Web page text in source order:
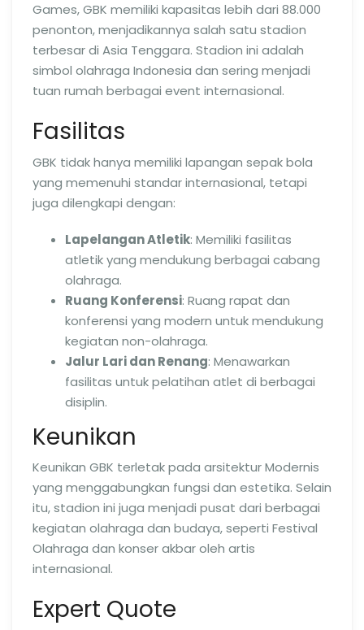
Games, GBK memiliki kapasitas lebih dari 88.000
penonton, menjadikannya salah satu stadion
terbesar di Asia Tenggara. Stadion ini adalah
simbol olahraga Indonesia dan sering menjadi
tuan rumah berbagai event internasional.
Fasilitas
GBK tidak hanya memiliki lapangan sepak bola
yang memenuhi standar internasional, tetapi
juga dilengkapi dengan:
Lapelangan Atletik: Memiliki fasilitas
atletik yang mendukung berbagai cabang
olahraga.
Ruang Konferensi: Ruang rapat dan
konferensi yang modern untuk mendukung
kegiatan non-olahraga.
Jalur Lari dan Renang: Menawarkan
fasilitas untuk pelatihan atlet di berbagai
disiplin.
Keunikan
Keunikan GBK terletak pada arsitektur Modernis
yang menggabungkan fungsi dan estetika. Selain
itu, stadion ini juga menjadi pusat dari berbagai
kegiatan olahraga dan budaya, seperti Festival
Olahraga dan konser akbar oleh artis
internasional.
Expert Quote